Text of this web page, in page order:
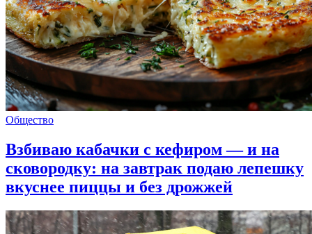
Общество
Взбиваю кабачки с кефиром — и на
сковородку: на завтрак подаю лепешку
вкуснее пиццы и без дрожжей